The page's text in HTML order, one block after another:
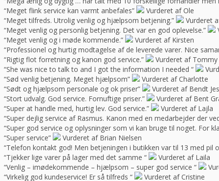
“Meget flink service kan varmt anbefales”
Vurderet af Ole
“Meget tilfreds. Utrolig venlig og hjælpsom betjening.”
Vurderet
“Meget venlig og personlig betjening. Det var en god oplevelse.”
“Meget venlig og i møde kommende.”
Vurderet af Kirsten
“Professionel og hurtig modtagelse af de leverede varer. Nice
“Rigtig flot forretning og kanon god service.”
Vurderet af
“She was nice to talk to and I got the information I needed “
“Sød venlig betjening. Meget hjælpsom”
Vurderet af Charlotte
“Sødt og hjælpsom personale og ok priser”
Vurderet af Bendt
“Stort udvalg. God service. Fornuftige priser.”
Vurderet af Bent
“Super at handle med, hurtig lev. God service.”
Vurderet af Lajla
“Super dejlig service af Rasmus. Kanon med en medarbejder der
“Super god service og oplysninger som vi kan bruge til noget. For
“Super service”
Vurderet af Brian Nielsen
“Telefon kontakt god! Men betjeningen i butikken var til 13 med
“Tjekker lige varer på lager med det samme “
Vurderet af Laila
“Venlig – imødekommende – hjælpsom – super god service “
“Virkelig god kundeservice! Er så tilfreds “
Vurderet af Cristine